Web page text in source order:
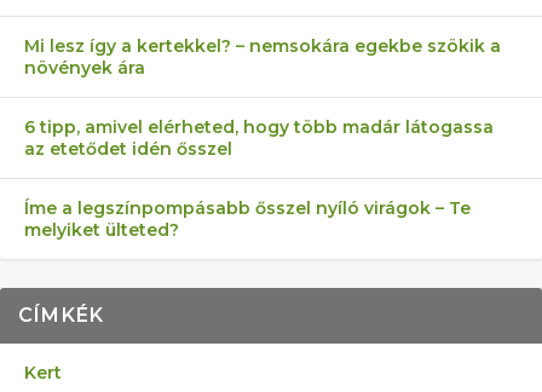
Mi lesz így a kertekkel? – nemsokára egekbe szökik a
növények ára
6 tipp, amivel elérheted, hogy több madár látogassa
az etetődet idén ősszel
Íme a legszínpompásabb ősszel nyíló virágok – Te
melyiket ülteted?
CÍMKÉK
Kert